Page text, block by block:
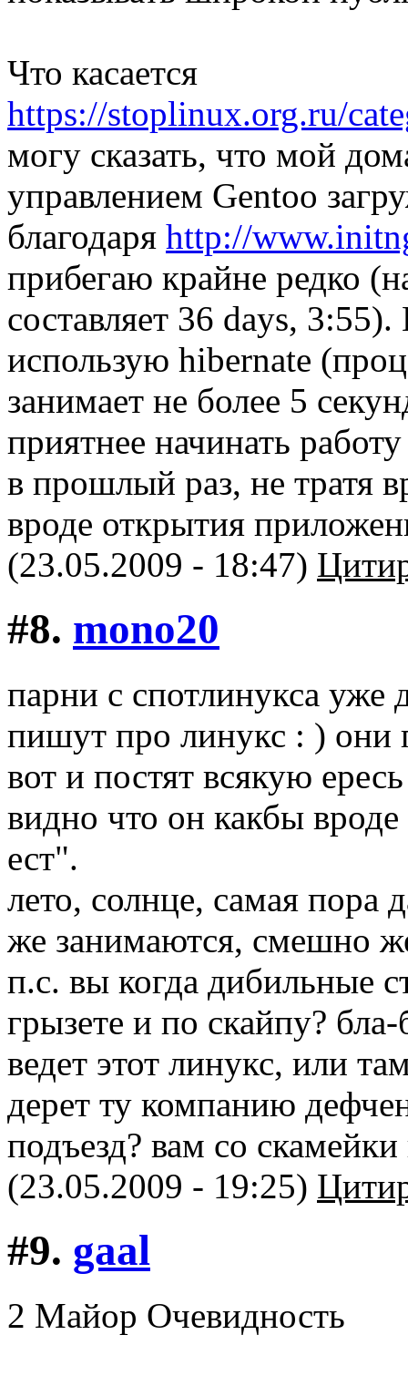
Что касается
https://stoplinux.org.ru/
могу сказать, что мой
управлением Gentoo
благодаря http://
прибегаю крайне редко
составляет 36 days,
использую hibernate
занимает не более 5
приятнее начинать
в прошлый раз, не тратя
вроде открытия
(23.05.2009 - 18:47)
#8. mono20
парни с спотлинукса уже
пишут про линукс : ) они
вот и постят всякую
видно что он какбы вроде
ест".
лето, солнце, самая пора
же занимаются, смешно
п.с. вы когда дибильные
грызете и по скайпу?
ведет этот линукс, или
дерет ту компанию
подъезд? вам со скамейки
(23.05.2009 - 19:25)
#9. gaal
2 Майор Очевидность